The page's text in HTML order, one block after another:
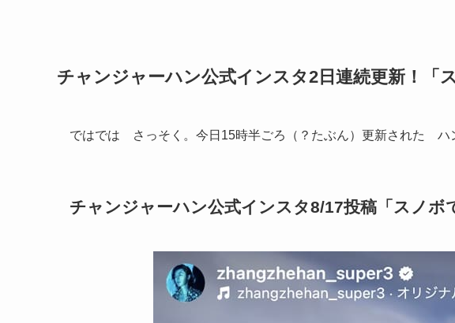
チャンジャーハン公式インスタ2日連続更新！「
ではでは さっそく。今日15時半ごろ（？たぶん）更新された ハ
チャンジャーハン公式インスタ8/17投稿「スノボ